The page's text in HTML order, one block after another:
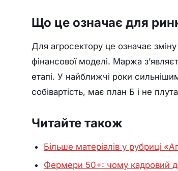
Що це означає для
Для агросектору це означає
фінансової моделі. Маржа
етапі. У найближчі роки
собівартість, має план Б і не
Читайте також
Більше матеріалів у рубриці
Фермери 50+: чому кадровий